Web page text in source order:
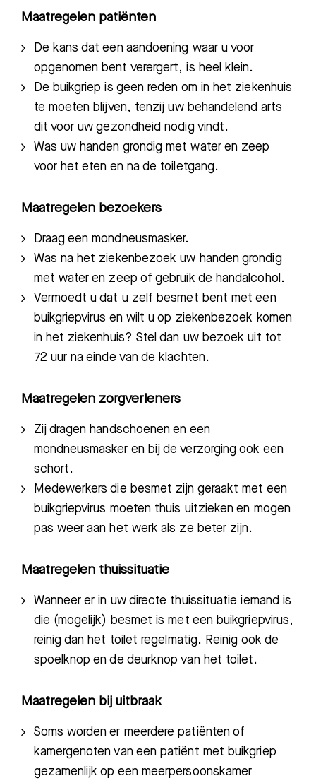
Meest gezocht:
Bezoektijden
Afspraak maken
Afdelingen
Maatregelen patiënten
De kans dat een aandoening waar u voor
opgenomen bent verergert, is heel klein.
De buikgriep is geen reden om in het ziekenhuis
te moeten blijven, tenzij uw behandelend arts
dit voor uw gezondheid nodig vindt.
Was uw handen grondig met water en zeep
voor het eten en na de toiletgang.
Maatregelen bezoekers
Draag een mondneusmasker.
Was na het ziekenbezoek uw handen grondig
met water en zeep of gebruik de handalcohol.
Vermoedt u dat u zelf besmet bent met een
buikgriepvirus en wilt u op ziekenbezoek komen
in het ziekenhuis? Stel dan uw bezoek uit tot
72 uur na einde van de klachten.
Maatregelen zorgverleners
Zij dragen handschoenen en een
mondneusmasker en bij de verzorging ook een
schort.
Medewerkers die besmet zijn geraakt met een
buikgriepvirus moeten thuis uitzieken en mogen
pas weer aan het werk als ze beter zijn.
Maatregelen thuissituatie
Wanneer er in uw directe thuissituatie iemand is
die (mogelijk) besmet is met een buikgriepvirus,
reinig dan het toilet regelmatig. Reinig ook de
spoelknop en de deurknop van het toilet.
Maatregelen bij uitbraak
Soms worden er meerdere patiënten of
kamergenoten van een patiënt met buikgriep
gezamenlijk op een meerpersoonskamer